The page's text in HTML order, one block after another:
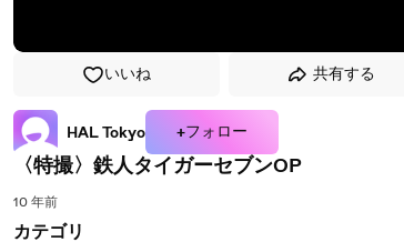
いいね 共有する
HAL Tokyo +フォロー
〈特撮〉鉄人タイガーセブンOP
10 年前
カテゴリ